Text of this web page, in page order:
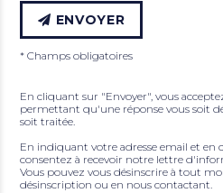
ENVOYER
* Champs obligatoires
En cliquant sur "Envoyer", vous
permettant qu'une réponse vous soit
soit traitée.
En indiquant votre adresse email et en
consentez à recevoir notre lettre
Vous pouvez vous désinscrire à tout
désinscription ou en nous contactant.